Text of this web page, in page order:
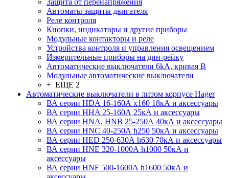
Защита от перенапряжения
Автоматы защиты двигателя
Реле контроля
Кнопки, индикаторы и другие приборы
Модульные контакторы и реле
Устройства контроля и управления освещением
Измерительные приборы на дин-рейку
Автоматические выключатели 6kA, кривая В
Модульные автоматические выключатели
+ ЕЩЕ 2
Автоматические выключатели в литом корпусе Hager
ВА серии HDA 16-160А x160 18кА и аксессуары
ВА серии HHA 25-160А 25кА и аксессуары
ВА серии HNA, HNB 25-250А 40кА и аксессуары
ВА серии HNC 40-250А h250 50кА и аксессуары
ВА серии HED 250-630А h630 70кА и аксессуары
ВА серии HNE 320-1000А h1000 50кА и
аксессуары
ВА серии HNF 500-1600А h1600 50кА и